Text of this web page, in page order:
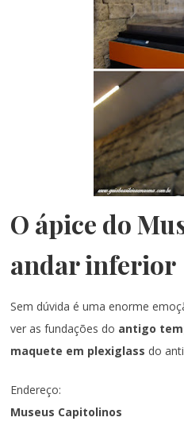
O ápice do
andar inferior
Sem dúvida é uma enorme
ver as fundações do antigo
maquete em plexiglass do
Endereço:
Museus Capitolinos